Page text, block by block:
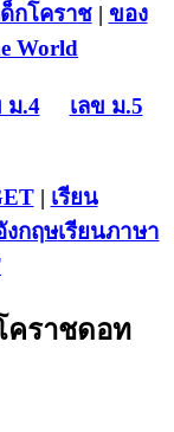
กโคราช| ของ
World
ม.4
เลข ม.5
| เรียน
งกฤษเรียนภาษา
คราชดอท